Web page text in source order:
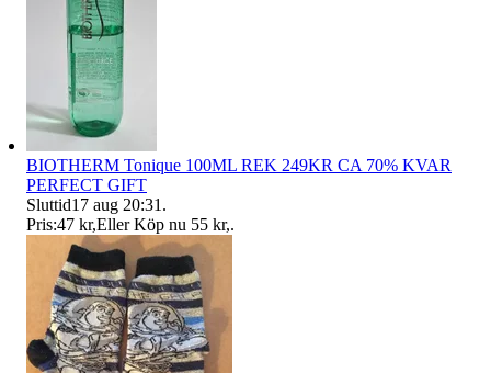
BIOTHERM Tonique 100ML REK 249KR CA 70% KVAR
PERFECT GIFT
Sluttid17 aug 20:31 .
Pris:47 kr,Eller Köp nu 55 kr,.